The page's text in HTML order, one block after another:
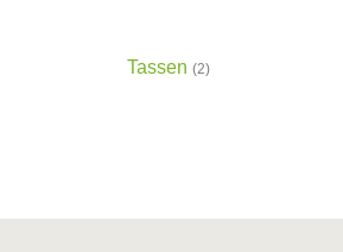
Tassen (2)